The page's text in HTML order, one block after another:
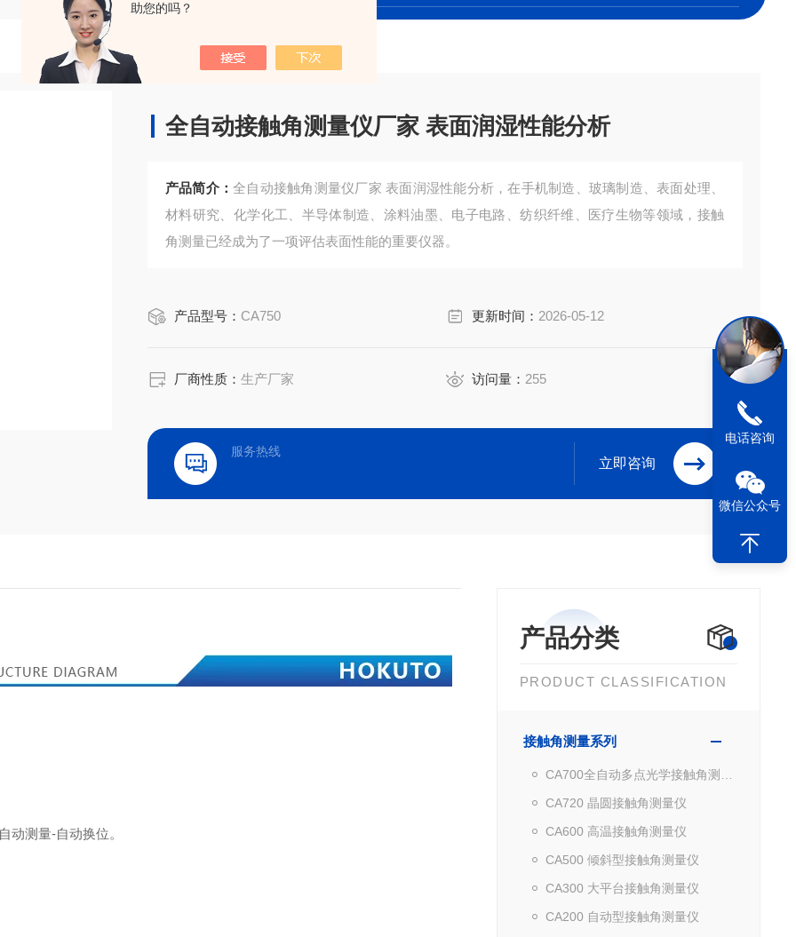
助您的吗？
全自动接触角测量仪厂家 表面润湿性能分析
产品简介：全自动接触角测量仪厂家 表面润湿性能分析，在手机制造、玻璃制造、表面处理、
材料研究、化学化工、半导体制造、涂料油墨、电子电路、纺织纤维、医疗生物等领域，接触
角测量已经成为了一项评估表面性能的重要仪器。
产品型号： CA750 更新时间： 2026-05-12
厂商性质：生产厂家 访问量： 255
服务热线
立即咨询
产品分类
PRODUCT CLASSIFICATION
接触角测量系列
CA720 晶圆接触角测量仪
CA600 高温接触角测量仪
CA500 倾斜型接触角测量仪
CA300 大平台接触角测量仪
CA200 自动型接触角测量仪
动测量-自动换位。
电话咨询
微信公众号